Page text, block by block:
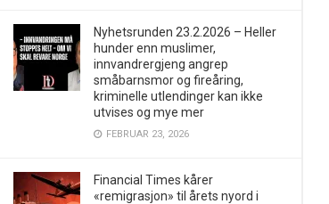
Nyhetsrunden 23.2.2026 – Heller
hunder enn muslimer,
innvandrergjeng angrep
småbarnsmor og fireåring,
kriminelle utlendinger kan ikke
utvises og mye mer
FEBRUAR 23, 2026
Financial Times kårer
«remigrasjon» til årets nyord i